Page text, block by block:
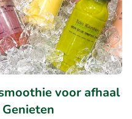
voor afhaal